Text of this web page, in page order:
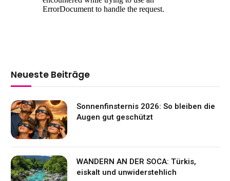
Neueste Beiträge
Sonnenfinsternis 2026: So bleiben die
Augen gut geschützt
WANDERN AN DER SOCA: Türkis,
eiskalt und unwiderstehlich